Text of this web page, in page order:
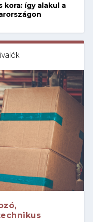
kora: így alakul a